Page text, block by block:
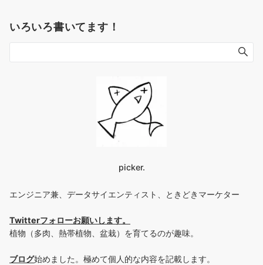
いろいろ書いてます！
picker.
エンジニア兼、データサイエンティスト、ときどきマーケター
Twitterフォローお願いします。
植物（多肉、熱帯植物、盆栽）を育てるのが趣味。
ブログ始めました。極めて個人的な内容を記載します。